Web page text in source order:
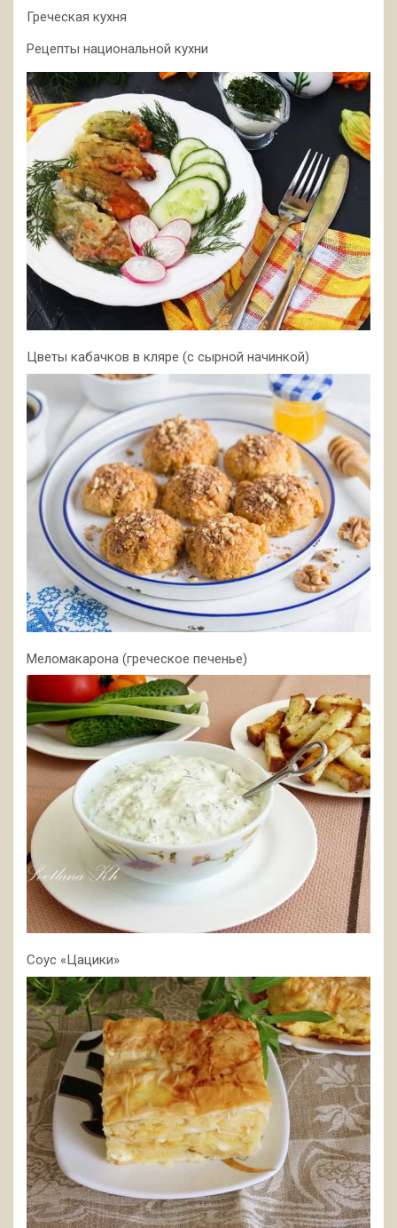
Греческая кухня
Рецепты национальной кухни
Цветы кабачков в кляре (с сырной начинкой)
Меломакарона (греческое печенье)
Соус «Цацики»